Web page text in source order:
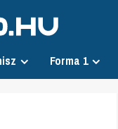
Forma 1